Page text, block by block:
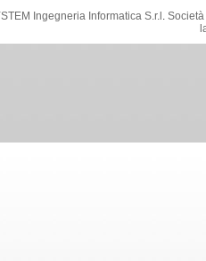
Ingegneria Informatica S.r.l .